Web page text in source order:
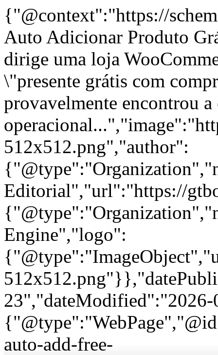
{"@context":"https://
Auto Adicionar Produto
dirige uma loja
\"presente grátis com
provavelmente encontrou
512x512.png","author":
Editorial","url":"https://
Engine","logo":
auto-add-free-